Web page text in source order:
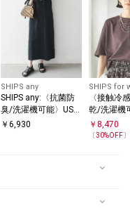
SHIPS any
SHIPS any:〈抗菌防
臭/洗濯機可能〉USA
コットン ヘンリーネ
￥ 6,930
SHIPS for
〈接触冷
乾/洗濯機
ゲージ ポ
ン カット
￥8,470
〔30%OFF〕